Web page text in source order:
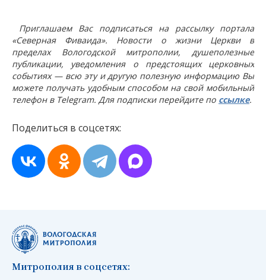
Приглашаем Вас подписаться на рассылку портала
«Северная Фиваида». Новости о жизни Церкви в
пределах Вологодской митрополии, душеполезные
публикации, уведомления о предстоящих церковных
событиях — всю эту и другую полезную информацию Вы
можете получать удобным способом на свой мобильный
телефон в Telegram. Для подписки перейдите по ссылке.
Поделиться в соцсетях:
Митрополия в соцсетях: